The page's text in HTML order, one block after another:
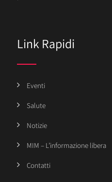
Link Rapidi
Eventi
Salute
Notizie
MIM – L’informazione libera
Contatti